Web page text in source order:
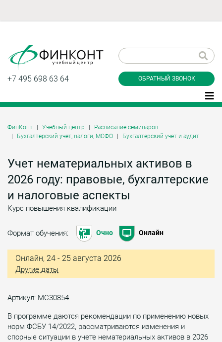
+7 495 698 63 64 ОБРАТНЫЙ ЗВОНОК
ФинКонт Учебный центр
Расписание семинаров
Бухгалтерский учет, налоги, МСФО
Бухгалтерский учет и аудит
Учет нематериальных активов в
2026 году: правовые, бухгалтерские
и налоговые аспекты
Курс повышения квалификации
Формат обучения: Очно Онлайн
Онлайн, 24 - 25 августа 2026
Другие даты
Артикул: МС30854
В программе даются рекомендации по применению новых
норм ФСБУ 14/2022, рассматриваются изменения и
спорные ситуации в учете нематериальных активов в 2026
звонок
Даю согласие на обработку персональных
Заказать